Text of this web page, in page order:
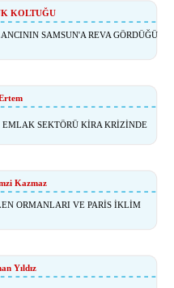
KOLTUĞU
SAMSUN'A REVA GÖRDÜĞÜ
SEKTÖRÜ KİRA KRİZİNDE
Kazmaz
ORMANLARI VE PARİS İKLİM
Yıldız